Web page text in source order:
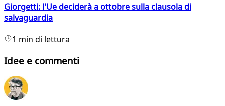
Giorgetti: l'Ue deciderà a ottobre sulla clausola di
salvaguardia
1 min di lettura
Idee e commenti